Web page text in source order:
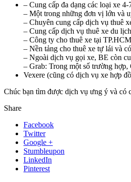
– Cung cấp đa dạng các loại xe
– Một trong những đơn vị lớn và
– Chuyên cung cấp dịch vụ thuê
– Cung cấp dịch vụ thuê xe du
– Công ty cho thuê xe tại
– Nền tảng cho thuê xe tự lái và
– Ngoài dịch vụ gọi xe, BE còn
– Grab: Trong một số trường
Vexere (cũng có dịch vụ xe hợp
Chúc bạn tìm được dịch vụ ưng ý và có
Share
Facebook
Twitter
Google +
Stumbleupon
LinkedIn
Pinterest